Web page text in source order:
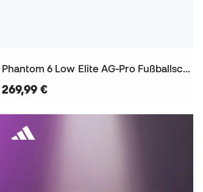
Phantom 6 Low Elite AG-Pro Fußballschuhe
269,99 €